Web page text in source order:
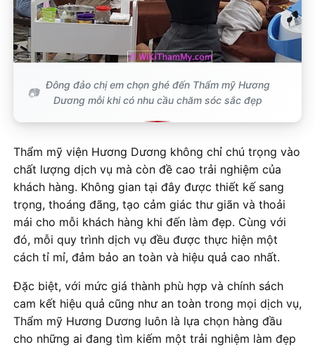
Đông đảo chị em chọn ghé đến Thẩm mỹ Hương
Dương mỗi khi có nhu cầu chăm sóc sắc đẹp
Thẩm mỹ viện Hương Dương không chỉ chú trọng vào
chất lượng dịch vụ mà còn đề cao trải nghiệm của
khách hàng. Không gian tại đây được thiết kế sang
trọng, thoáng đãng, tạo cảm giác thư giãn và thoải
mái cho mỗi khách hàng khi đến làm đẹp. Cùng với
đó, mỗi quy trình dịch vụ đều được thực hiện một
cách tỉ mỉ, đảm bảo an toàn và hiệu quả cao nhất.
Đặc biệt, với mức giá thành phù hợp và chính sách
cam kết hiệu quả cũng như an toàn trong mọi dịch vụ,
Thẩm mỹ Hương Dương luôn là lựa chọn hàng đầu
cho những ai đang tìm kiếm một trải nghiệm làm đẹp